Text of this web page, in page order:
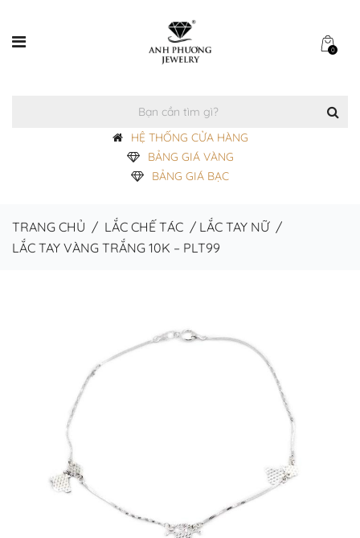
0
HỆ THỐNG CỬA HÀNG
BẢNG GIÁ VÀNG
BẢNG GIÁ BẠC
TRANG CHỦ / LẮC CHẾ TÁC / LẮC TAY NỮ/
LẮC TAY VÀNG TRẮNG 10K – PLT99